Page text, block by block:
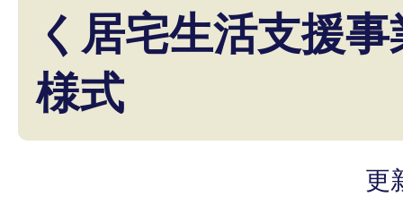
く居宅生活支援
様式
更